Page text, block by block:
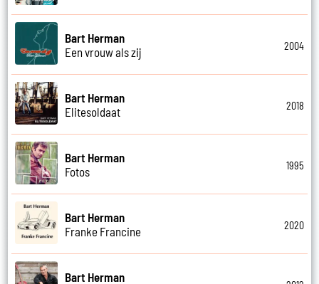
Bart Herman
Een vrouw als zij
2004
Bart Herman
Elitesoldaat
2018
Bart Herman
Fotos
1995
Bart Herman
Franke Francine
2020
Bart Herman